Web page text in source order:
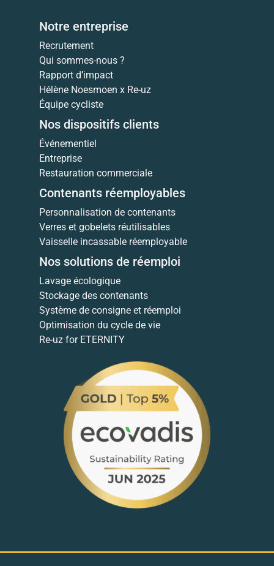
Notre entreprise
Recrutement
Qui sommes-nous ?
Rapport d’impact
Hélène Noesmoen x Re-uz
Équipe cycliste
Nos dispositifs clients
Événementiel
Entreprise
Restauration commerciale
Contenants réemployables
Personnalisation de contenants
Verres et gobelets réutilisables
Vaisselle incassable réemployable
Nos solutions de réemploi
Lavage écologique
Stockage des contenants
Système de consigne et réemploi
Optimisation du cycle de vie
Re-uz for ETERNITY